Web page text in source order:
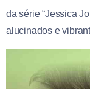
da série “Jessica
alucinados e